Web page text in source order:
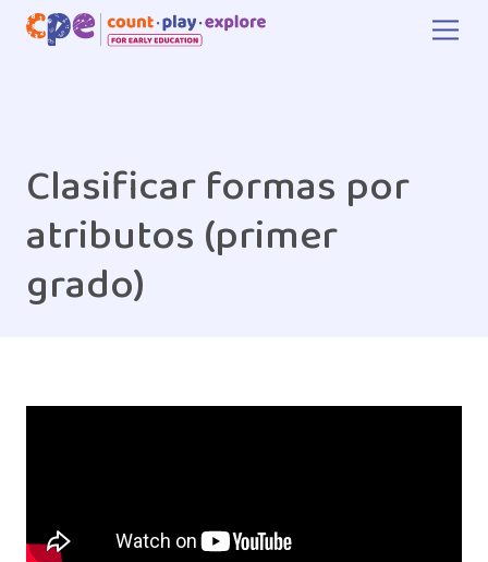
Skip to main content
Clasificar formas por
atributos (primer
grado)